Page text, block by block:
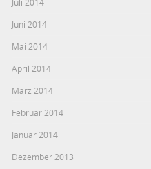
Juni 2014
Mai 2014
April 2014
März 2014
Februar 2014
Januar 2014
Dezember 2013